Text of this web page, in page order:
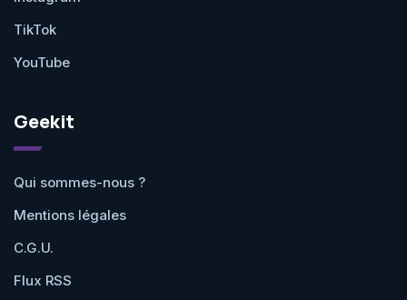
TikTok
YouTube
Geekit
Qui sommes-nous ?
Mentions légales
C.G.U.
Flux RSS